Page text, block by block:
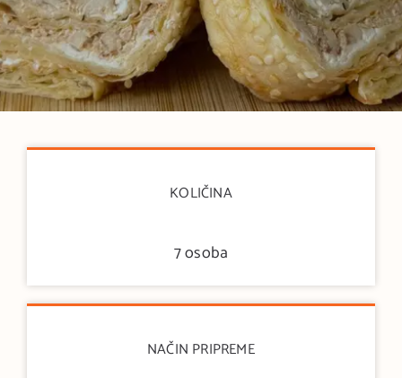
KOLIČINA
7 osoba
NAČIN PRIPREME